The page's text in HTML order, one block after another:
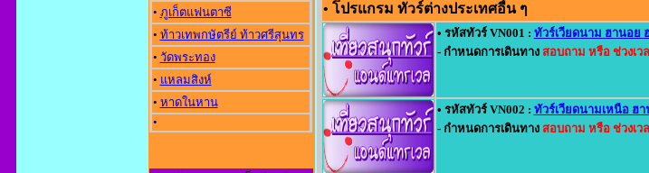
• ภูเก็ตแฟนตาซี
• ท้าวเทพกษัตรีย์ ท้าวศรีสุนทร
• วัดพระทอง
• แหลมสิงห์
• หาดในหาน
•
• โปรแกรม ทัวร์ต่างประเทศอื่น ๆ
• รหัสทัวร์ VN001 : ทัวร์เวียดนาม ฮานอย
- กำหนดการเดินทาง สอบถาม หรือ ช่วงเว
• รหัสทัวร์ VN002 : ทัวร์เวียดนามเหนือ ฮ
- กำหนดการเดินทางสอบถาม หรือ ช่วงเว